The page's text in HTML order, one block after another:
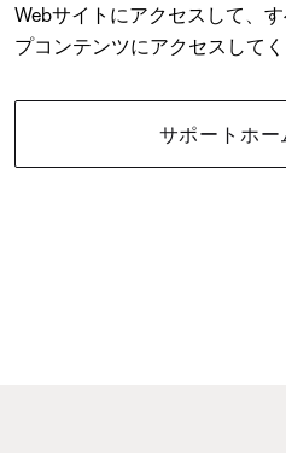
Webサイトにアクセスして、
プコンテンツにアクセスしてく
サポートホ